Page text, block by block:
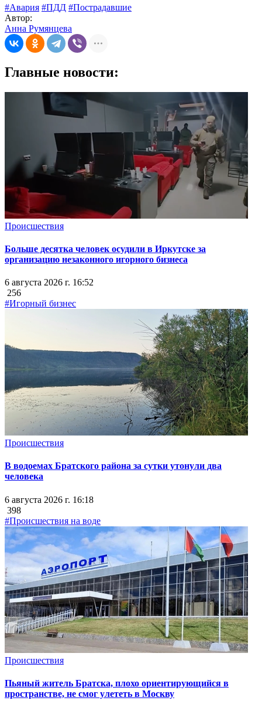
#Авария #ПДД #Пострадавшие
Автор:
Анна Румянцева
Главные новости:
Происшествия
Больше десятка человек осудили в Иркутске за
организацию незаконного игорного бизнеса
6 августа 2026 г. 16:52
256
#Игорный бизнес
Происшествия
В водоемах Братского района за сутки утонули два
человека
6 августа 2026 г. 16:18
398
#Происшествия на воде
Происшествия
Пьяный житель Братска, плохо ориентирующийся в
пространстве, не смог улететь в Москву